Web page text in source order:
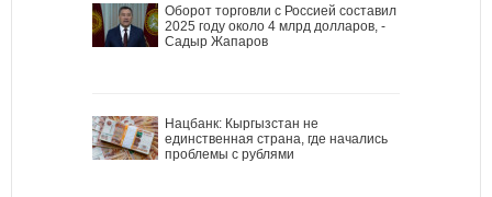
Оборот торговли с Россией составил в
2025 году около 4 млрд долларов, -
Садыр Жапаров
Нацбанк: Кыргызстан не
единственная страна, где начались
проблемы с рублями